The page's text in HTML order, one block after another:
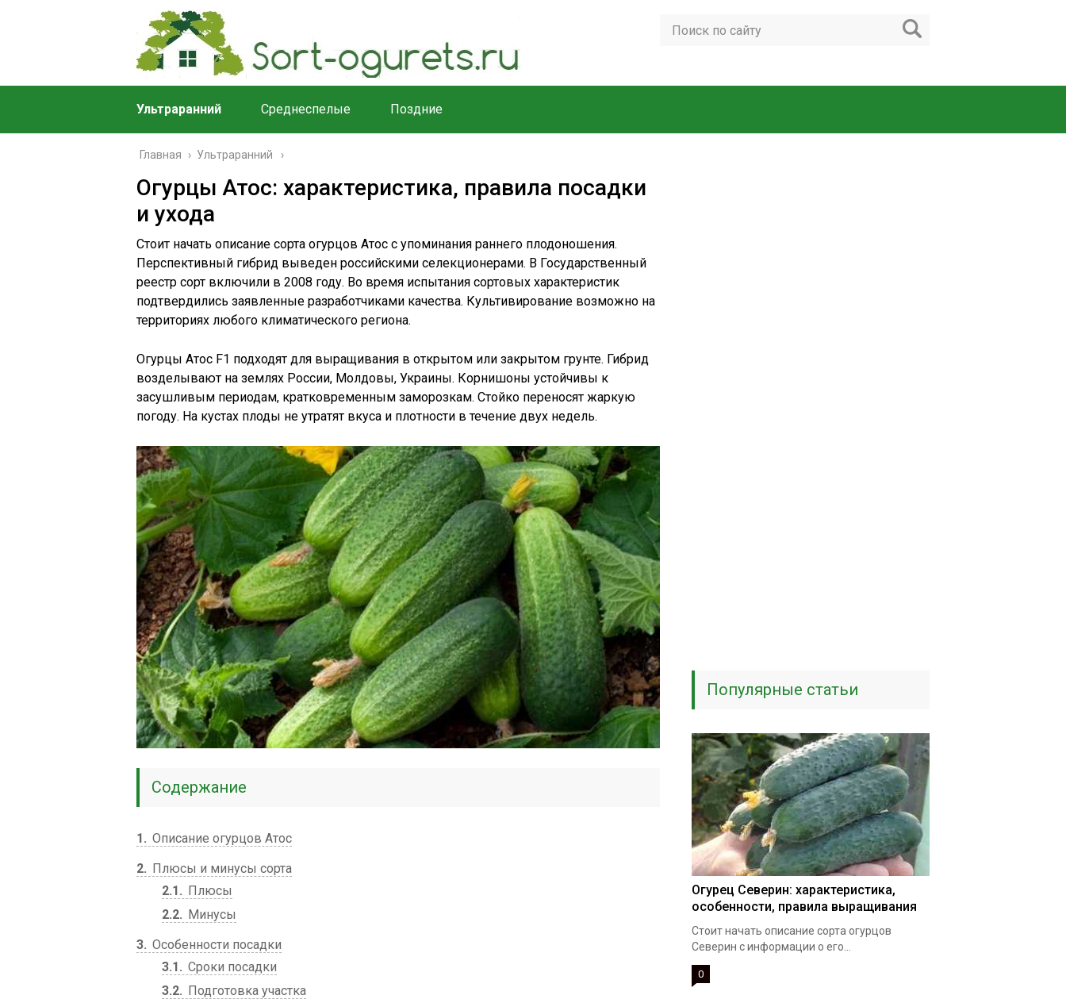
Ультраранний Среднеспелые Поздние
Главная › Ультраранний
Огурцы Атос: характеристика, правила посадки
и ухода
Стоит начать описание сорта огурцов Атос с упоминания раннего плодоношения.
Перспективный гибрид выведен российскими селекционерами. В Государственный
реестр сорт включили в 2008 году. Во время испытания сортовых характеристик
подтвердились заявленные разработчиками качества. Культивирование возможно на
территориях любого климатического региона.
Огурцы Атос F1 подходят для выращивания в открытом или закрытом грунте. Гибрид
возделывают на землях России, Молдовы, Украины. Корнишоны устойчивы к
засушливым периодам, кратковременным заморозкам. Стойко переносят жаркую
погоду. На кустах плоды не утратят вкуса и плотности в течение двух недель.
Содержание
1
Описание огурцов Атос
2
Плюсы и минусы сорта
2.1
Плюсы
2.2
Минусы
3 Особенности посадки
3.1
Сроки посадки
3.2
Подготовка участка
Популярные статьи
Огурец Северин: характеристика,
особенности, правила выращивания
Стоит начать описание сорта огурцов
Северин с информации о его...
0